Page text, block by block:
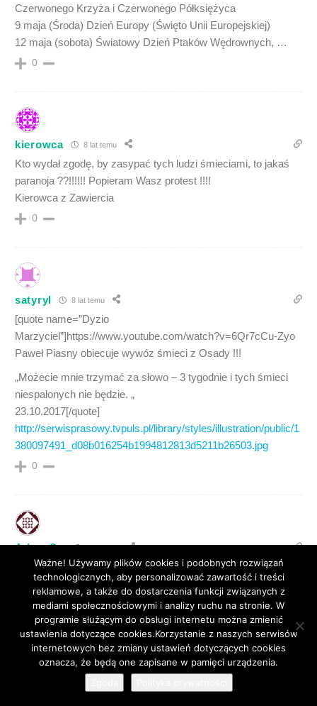
Czerwonego Krzyża i Czerwonego Półksiężyca
9 maja (Środa) Dzień Europy (Święto Unii Europejskiej)
12 maja (sobota) Światowy Dzień Ptaków Wędrownych, …
0
kierowca 8 lat temu
Kto wydał zgodę, by zasypać tych ludzi śmieciami, to jakaś
paranoja ??!!!!!! Popieram Wasz protest !!!!
Kierowca z Zawiercia
0
satyryl 8 lat temu
[quote name=”Dyzio
Marzyciel”]https://www.youtube.com/watch?v=6Qr7cCu-Zyo
Paweł Piasny obiecuje wywóz śmieci z Osady !!!
„Możecie mnie trzymać za słowo – 3 tygodnie i tych śmieci
niespalonych nie będzie. „
23.10.2017[/quote]
http://serwisprasowy.tvpuls.pl/library/styles/illustration/public/1
380097491_d08b016254b1994812813d5211b26503.jpg
0
Adam Sz. 8 lat temu
[quote name=”Dyzio
Marzyciel”]https://www.youtube.com/watch?v=6Qr7cCu-Zyo
Paweł Piasny obiecuje wywóz śmieci z Osady !!!
„Możecie mnie trzymać za słowo – 3 tygodnie i tych śmieci
niespalonych nie będzie. „
23.10.2017[/quote]
Ważne! Używamy plików cookies i podobnych rozwiązań
technologicznych, aby personalizować zawartość i treści
reklamowe, a także do dostarczenia funkcji związanych z
mediami społecznościowymi i analizy ruchu na stronie. W
programie służącym do obsługi internetu można zmienić
ustawienia dotyczące cookies.Korzystanie z naszych serwisów
internetowych bez zmiany ustawień dotyczących cookies
oznacza, że będą one zapisane w pamięci urządzenia.